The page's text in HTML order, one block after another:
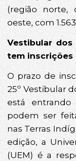
(região norte,
oeste, com
Vestibular dos
tem inscrições
O prazo de
25º Vestibular
está entrando
podem ser
nas Terras
edição, a
(UEM) é a